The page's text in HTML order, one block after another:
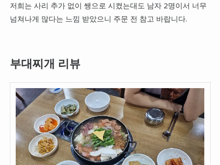
저희는 사리 추가 없이 쌩으로 시켰는대도 남자 2명이서 너무
넘쳐나게 많다는 느낌 받았으니 주문 전 참고 바랍니다.
부대찌개 리뷰